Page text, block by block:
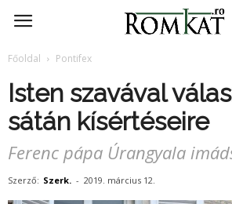
RomKat.ro
Főoldal Pontifex
Isten szavával
sátán kísértéseire
Ferenc pápa Úrangyala
Szerző: Szerk. - 2019. március 12.